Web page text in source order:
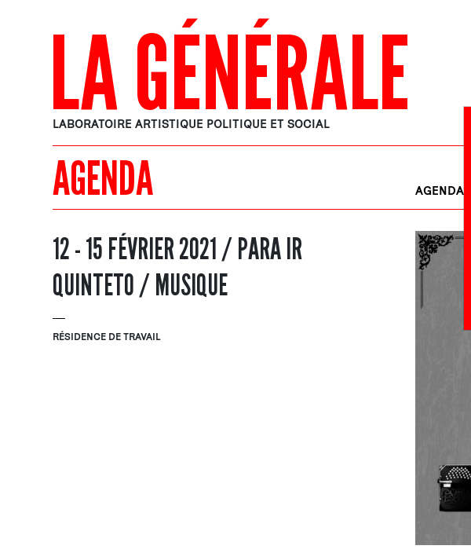
LA GÉNÉRALE
LABORATOIRE ARTISTIQUE POLITIQUE ET SOCIAL
AGENDA AGENDA
12 - 15 FÉVRIER 2021 / PARA IR
QUINTETO / MUSIQUE
RÉSIDENCE DE TRAVAIL